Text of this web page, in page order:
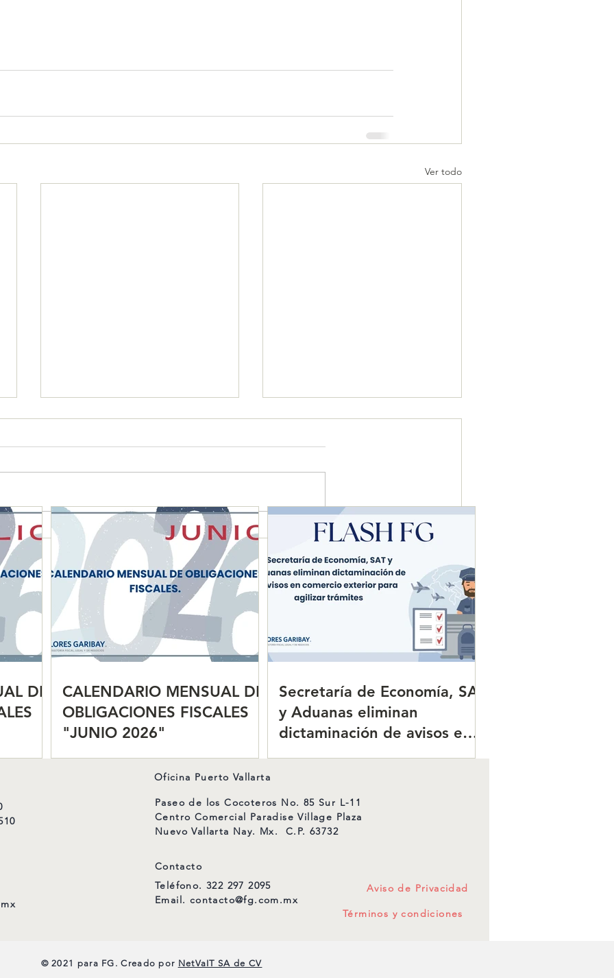
Ver todo
CALENDARIO MENSUAL DE
OBLIGACIONES FISCALES
"JUNIO 2026"
Secretaría de Economía, SAT
dictaminación de avisos en
comercio exterior para
agilizar trámites.
DE
CALENDARIO MENSUAL DE
OBLIGACIONES FISCALES
"JUNIO 2026"
Secretaría de Economía, SAT
y Aduanas eliminan
dictaminación de avisos en
comercio exterior para
Oficina Puerto Vallarta
Paseo de los Cocoteros No. 85 Sur L-11
Centro Comercial Paradise Village Plaza
Nuevo Vallarta Nay. Mx. C.P. 63732
Contacto
Teléfono.322 297 2095
Email. contacto@fg.com.mx
Aviso de Privacidad
Términos y condiciones
© 2021 para FG. Creado por NetVaIT SA de CV